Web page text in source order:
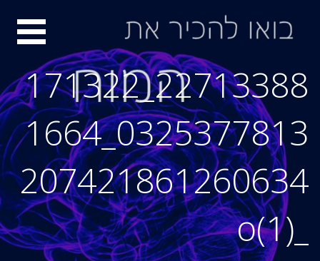
סיור
22713388_171322
0325377813_1664
207421861260634